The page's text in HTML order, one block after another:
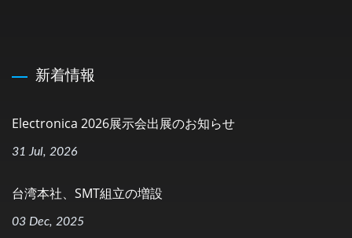
新着情報
Electronica 2026展示会出展のお知らせ
31 Jul, 2026
台湾本社、SMT組立の増設
03 Dec, 2025